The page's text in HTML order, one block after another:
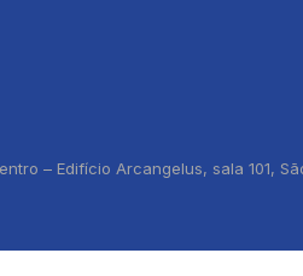
– Edifício Arcangelus, sala 101,